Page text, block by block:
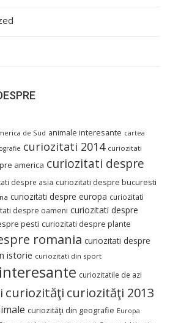
de Sud animale interesante cartea
curiozitati 2014 curiozitati
america curiozitati despre
despre asia curiozitati despre bucuresti
curiozitati despre europa curiozitati
despre oameni curiozitati despre
pesti curiozitati despre plante
romania curiozitati despre
istorie curiozitati din sport
curiozitatile de azi
curiozităţi curiozităţi 2013
curiozităţi din geografie Europa